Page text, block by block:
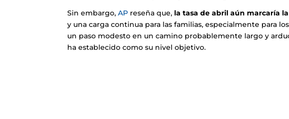
Sin embargo,AP reseña que, la tasa de abril aún marcaría
y una carga continua para las familias, especialmente para
un paso modesto en un camino probablemente largo y
ha establecido como su nivel objetivo.